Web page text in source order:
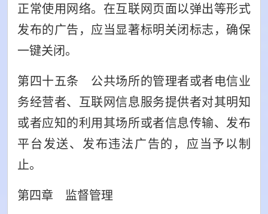
正常使用网络。在互联网页面以弹出等形式
发布的广告，应当显著标明关闭标志，确保
一键关闭。
第四十五条 公共场所的管理者或者电信业
务经营者、互联网信息服务提供者对其明知
或者应知的利用其场所或者信息传输、发布
平台发送、发布违法广告的，应当予以制
止。
第四章 监督管理